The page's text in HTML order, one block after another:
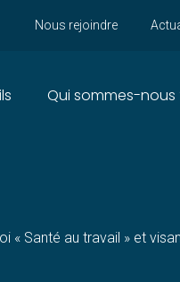
Nous rejoindre
Qui sommes-nous
« Santé au travail » et